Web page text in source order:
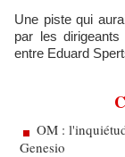
Une piste qui
par les
entre Eduard
OM :
Genesio